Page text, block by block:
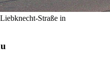
Straße in